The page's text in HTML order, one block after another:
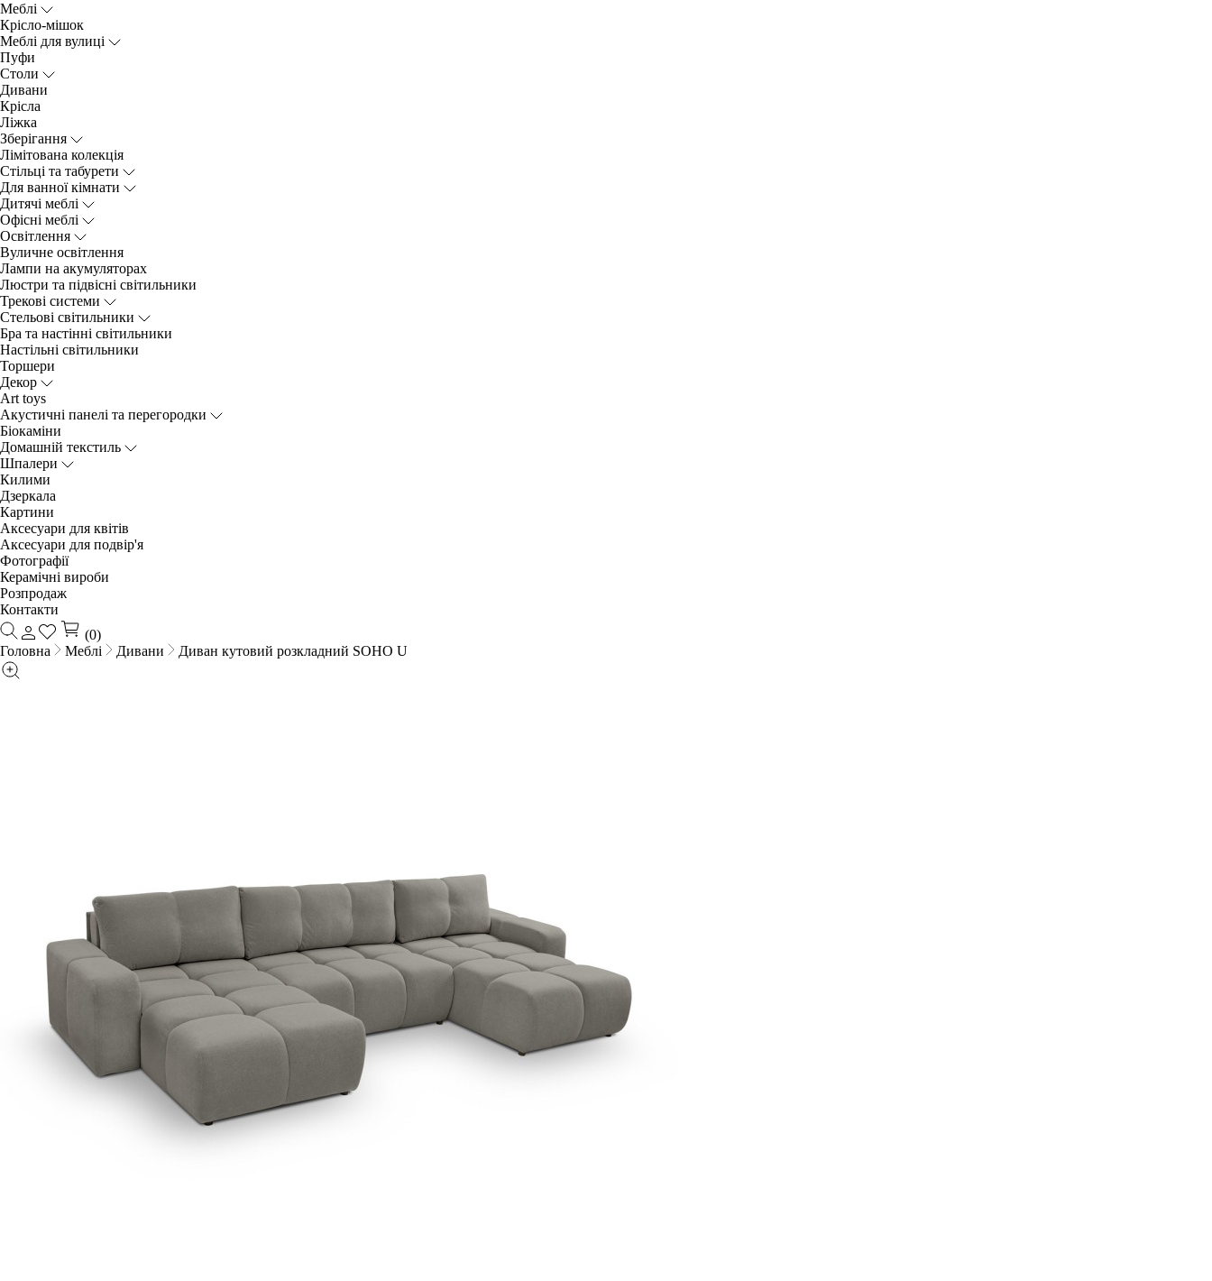
Меблі
Крісло-мішок
Меблі для вулиці
Пуфи
Столи
Дивани
Крісла
Ліжка
Зберігання
Лімітована колекція
Стільці та табурети
Для ванної кімнати
Дитячі меблі
Офісні меблі
Освітлення
Вуличне освітлення
Лампи на акумуляторах
Люстри та підвісні світильники
Трекові системи
Cтельові світильники
Бра та настінні світильники
Настільні світильники
Торшери
Декор
Art toys
Акустичні панелі та перегородки
Біокаміни
Домашній текстиль
Шпалери
Килими
Дзеркала
Картини
Аксесуари для квітів
Аксесуари для подвір'я
Фотографії
Керамічні вироби
Розпродаж
Контакти
(0)
Головна
Меблі Дивани Диван кутовий розкладний SOHO U